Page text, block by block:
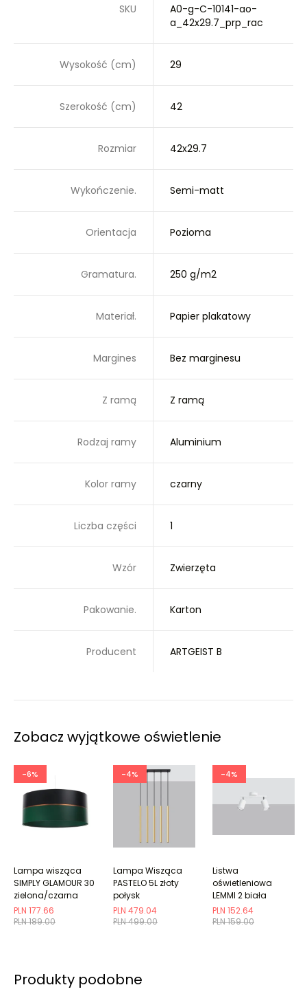
SKU
A0-g-C-10141-ao-
a_42x29.7_prp_rac
Wysokość (cm) 29
Szerokość (cm) 42
Rozmiar 42x29.7
Wykończenie. Semi-matt
Orientacja Pozioma
Gramatura. 250 g/m2
Materiał. Papier plakatowy
Margines Bez marginesu
Z ramą Z ramą
Rodzaj ramy Aluminium
Kolor ramy czarny
Liczba części 1
Wzór Zwierzęta
Pakowanie. Karton
Producent ARTGEIST B
Zobacz wyjątkowe oświetlenie
-6%
PLN 189.00
PLN 177.66
Lampa wisząca
SIMPLY GLAMOUR 30
zielona/czarna
-4%
PLN 499.00
PLN 479.04
Lampa Wisząca
PASTELO 5L złoty
połysk
-4%
PLN 159.00
PLN 152.64
Listwa
oświetleniowa
LEMMI 2 biała
Produkty podobne